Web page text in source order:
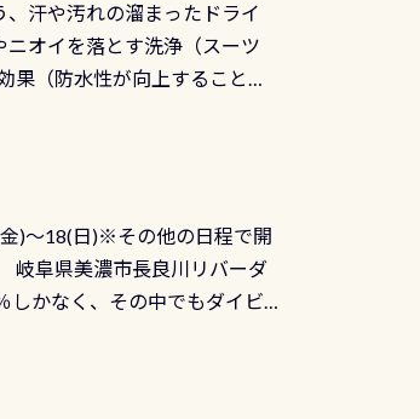
汗や汚れの溜まったドライ
ニオイを落とす洗浄（スーツ
果（防水性が向上することで
水検査して調べます ●給気バ
込む「給気バルブ」のオーバ
てドライスーツに空気が入り
に是非やってください！！ ●
)～18(日)※その他の日程で開
岐阜県美濃市長良川リバーダ
しかなく、その中でもダイビ